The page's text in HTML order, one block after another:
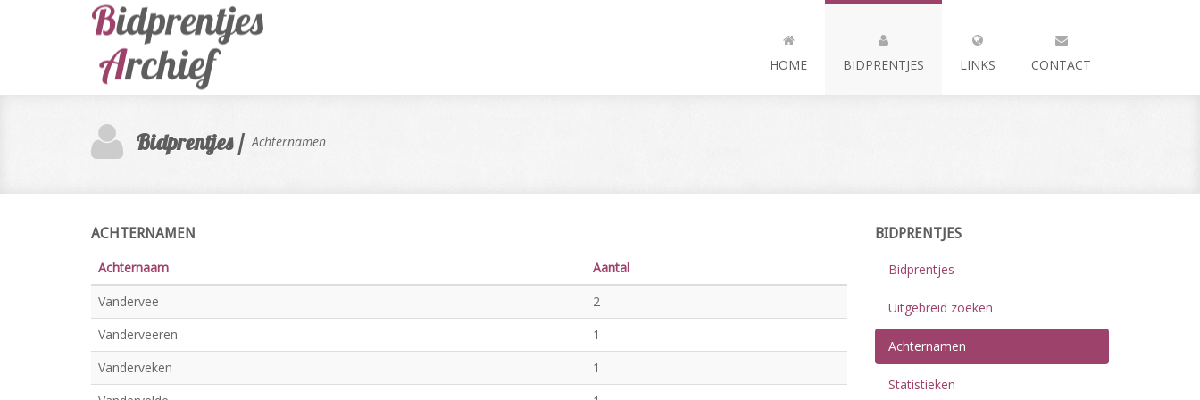
HOME BIDPRENTJES LINKS CONTACT
Bidprentjes / Achternamen
ACHTERNAMEN
Achternaam
Aantal
Vandervee
2
Vanderveeren
1
Vanderveken
1
BIDPRENTJES
Bidprentjes
Uitgebreid zoeken
Achternamen
Statistieken